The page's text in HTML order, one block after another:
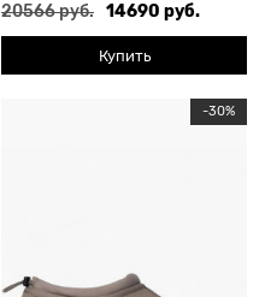
20566 руб. 14690 руб.
Купить
-30%